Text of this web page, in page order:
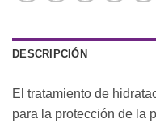
DESCRIPCIÓN
El tratamiento de
para la protección de la